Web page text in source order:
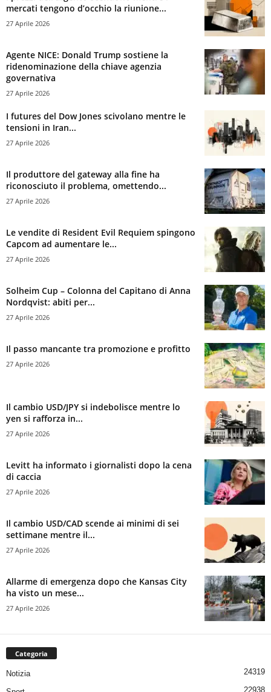
mercati tengono d’occhio la riunione...
27 Aprile 2026
Agente NICE: Donald Trump sostiene la
ridenominazione della chiave agenzia
governativa
27 Aprile 2026
I futures del Dow Jones scivolano mentre le
tensioni in Iran...
27 Aprile 2026
Il produttore del gateway alla fine ha
riconosciuto il problema, omettendo...
27 Aprile 2026
Le vendite di Resident Evil Requiem spingono
Capcom ad aumentare le...
27 Aprile 2026
Solheim Cup – Colonna del Capitano di Anna
Nordqvist: abiti per...
27 Aprile 2026
Il passo mancante tra promozione e profitto
27 Aprile 2026
Il cambio USD/JPY si indebolisce mentre lo
yen si rafforza in...
27 Aprile 2026
Levitt ha informato i giornalisti dopo la cena
di caccia
27 Aprile 2026
Il cambio USD/CAD scende ai minimi di sei
settimane mentre il...
27 Aprile 2026
Allarme di emergenza dopo che Kansas City
ha visto un mese...
27 Aprile 2026
Categoria
Notizia 24319
22938